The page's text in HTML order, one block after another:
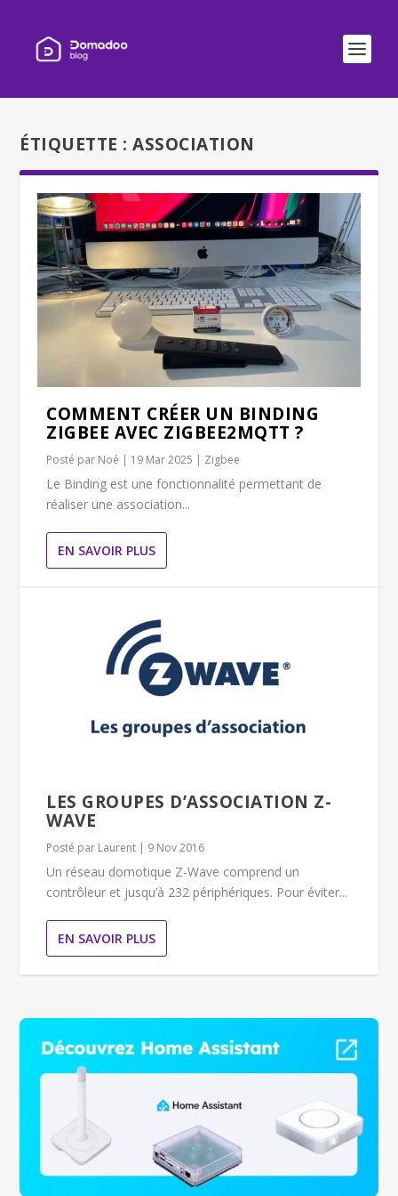
ÉTIQUETTE :ASSOCIATION
COMMENT CRÉER UN BINDING
ZIGBEE AVEC ZIGBEE2MQTT ?
Posté par Noé | 19 Mar 2025 | Zigbee
Le Binding est une fonctionnalité permettant de
réaliser une association...
EN SAVOIR PLUS
LES GROUPES D’ASSOCIATION Z-
WAVE
Posté par Laurent | 9 Nov 2016
Un réseau domotique Z-Wave comprend un
contrôleur et jusqu’à 232 périphériques. Pour éviter...
EN SAVOIR PLUS